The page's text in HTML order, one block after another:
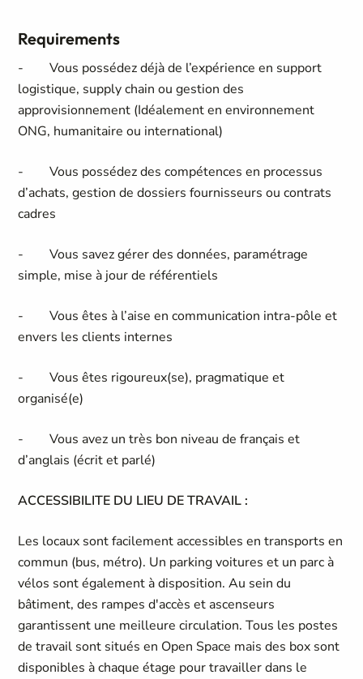
Requirements
- Vous possédez déjà de l’expérience en support
logistique, supply chain ou gestion des
approvisionnement (Idéalement en environnement
ONG, humanitaire ou international)
- Vous possédez des compétences en processus
d’achats, gestion de dossiers fournisseurs ou contrats
cadres
- Vous savez gérer des données, paramétrage
simple, mise à jour de référentiels
- Vous êtes à l’aise en communication intra-pôle et
envers les clients internes
- Vous êtes rigoureux(se), pragmatique et
organisé(e)
- Vous avez un très bon niveau de français et
d’anglais (écrit et parlé)
ACCESSIBILITE DU LIEU DE TRAVAIL :
Les locaux sont facilement accessibles en transports en
commun (bus, métro). Un parking voitures et un parc à
vélos sont également à disposition. Au sein du
bâtiment, des rampes d'accès et ascenseurs
garantissent une meilleure circulation. Tous les postes
de travail sont situés en Open Space mais des box sont
disponibles à chaque étage pour travailler dans le